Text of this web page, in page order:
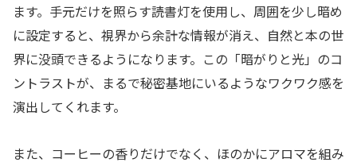
ます。手元だけを照らす読書灯を使用し、周囲を少し暗め
に設定すると、視界から余計な情報が消え、自然と本の世
界に没頭できるようになります。この「暗がりと光」のコ
ントラストが、まるで秘密基地にいるようなワクワク感を
演出してくれます。
また、コーヒーの香りだけでなく、ほのかにアロマを組み